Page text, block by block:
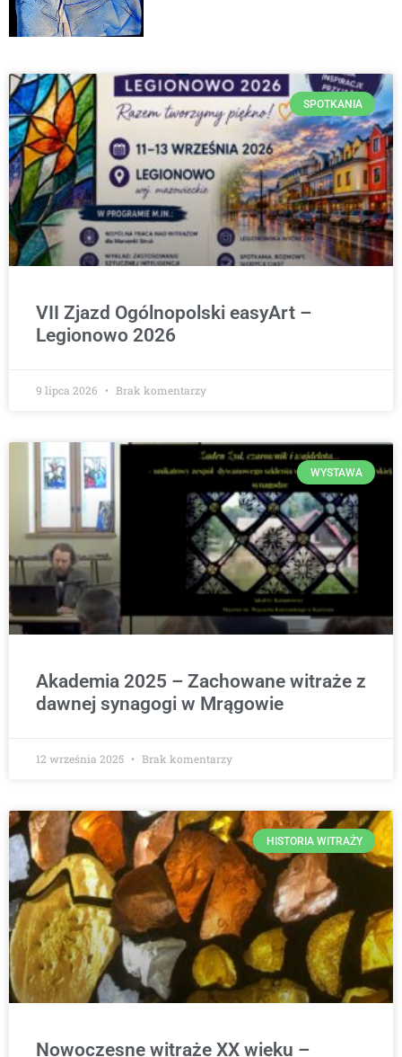
SPOTKANIA
VII Zjazd Ogólnopolski easyArt –
Legionowo 2026
9 lipca 2026 Brak komentarzy
WYSTAWA
Akademia 2025 – Zachowane witraże z
dawnej synagogi w Mrągowie
12 września 2025 Brak komentarzy
HISTORIA WITRAŻY
Nowoczesne witraże XX wieku –